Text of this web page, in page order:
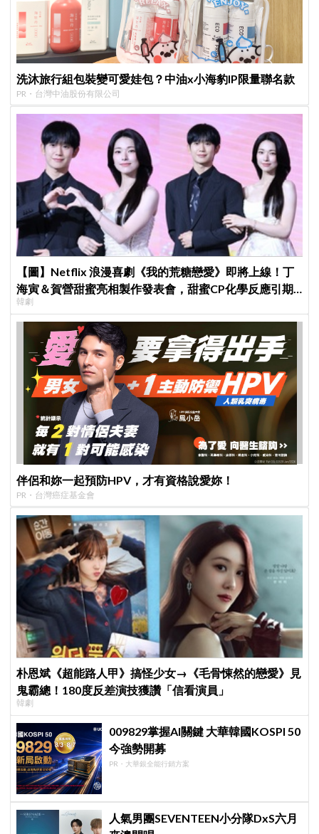
洗沐旅行組包裝變可愛娃包？中油x小海豹IP限量聯名款
PR・台灣中油股份有限公司
【圖】Netflix 浪漫喜劇《我的荒糖戀愛》即將上線！丁
海寅＆賀營甜蜜亮相製作發表會，甜蜜CP化學反應引期
待
韓劇
伴侶和妳一起預防HPV，才有資格說愛妳！
PR・台灣癌症基金會
朴恩斌《超能路人甲》搞怪少女→《毛骨悚然的戀愛》見
鬼霸總！180度反差演技獲讚「信看演員」
韓劇
009829掌握AI關鍵 大華韓國KOSPI 50
今強勢開募
PR・大華銀全能行銷方案
人氣男團SEVENTEEN小分隊DxS六月